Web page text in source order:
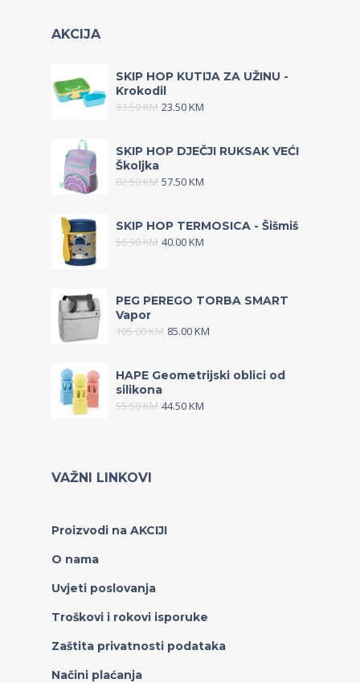
AKCIJA
SKIP HOP KUTIJA ZA UŽINU -
Krokodil
33.50KM 23.50KM
SKIP HOP DJEČJI RUKSAK VEĆI
Školjka
82.50KM 57.50KM
SKIP HOP TERMOSICA - Šišmiš
56.90KM 40.00KM
PEG PEREGO TORBA SMART
Vapor
105.00KM 85.00KM
HAPE Geometrijski oblici od
silikona
55.50KM 44.50KM
VAŽNI LINKOVI
Proizvodi na AKCIJI
O nama
Uvjeti poslovanja
Troškovi i rokovi isporuke
Zaštita privatnosti podataka
Načini plaćanja